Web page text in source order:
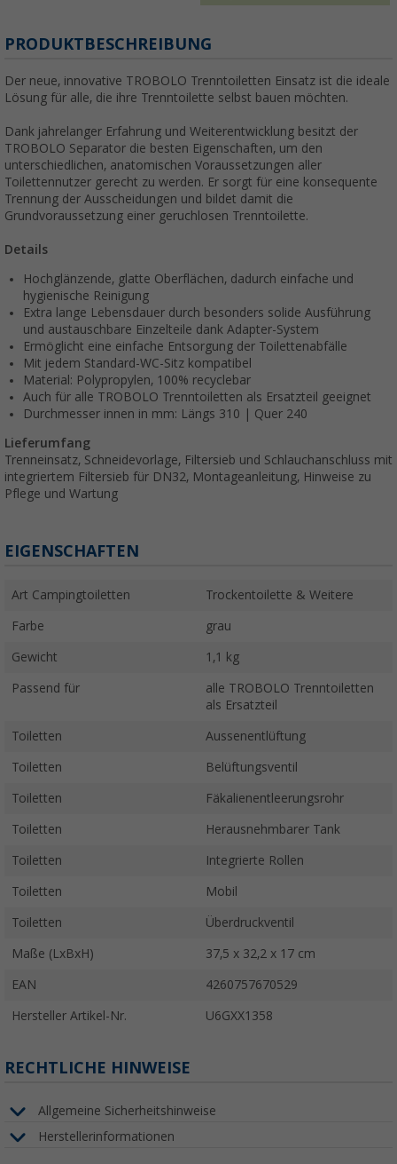
PRODUKTBESCHREIBUNG
Der neue, innovative TROBOLO Trenntoiletten Einsatz ist die ideale
Lösung für alle, die ihre Trenntoilette selbst bauen möchten.
Dank jahrelanger Erfahrung und Weiterentwicklung besitzt der
TROBOLO Separator die besten Eigenschaften, um den
unterschiedlichen, anatomischen Voraussetzungen aller
Toilettennutzer gerecht zu werden. Er sorgt für eine konsequente
Trennung der Ausscheidungen und bildet damit die
Grundvoraussetzung einer geruchlosen Trenntoilette.
Details
Hochglänzende, glatte Oberflächen, dadurch einfache und
hygienische Reinigung
Extra lange Lebensdauer durch besonders solide Ausführung
und austauschbare Einzelteile dank Adapter-System
Ermöglicht eine einfache Entsorgung der Toilettenabfälle
Mit jedem Standard-WC-Sitz kompatibel
Material: Polypropylen, 100% recyclebar
Auch für alle TROBOLO Trenntoiletten als Ersatzteil geeignet
Durchmesser innen in mm: Längs 310 | Quer 240
Lieferumfang
Trenneinsatz, Schneidevorlage, Filtersieb und Schlauchanschluss mit
integriertem Filtersieb für DN32, Montageanleitung, Hinweise zu
Pflege und Wartung
EIGENSCHAFTEN
Art Campingtoiletten Trockentoilette & Weitere
Farbe grau
Gewicht 1,1 kg
Passend für
alle TROBOLO Trenntoiletten
als Ersatzteil
Toiletten Aussenentlüftung
Toiletten Belüftungsventil
Toiletten Fäkalienentleerungsrohr
Toiletten Herausnehmbarer Tank
Toiletten Integrierte Rollen
Toiletten Mobil
Toiletten Überdruckventil
Maße (LxBxH) 37,5 x 32,2 x 17 cm
EAN 4260757670529
Hersteller Artikel-Nr. U6GXX1358
RECHTLICHE HINWEISE
Allgemeine Sicherheitshinweise
Herstellerinformationen